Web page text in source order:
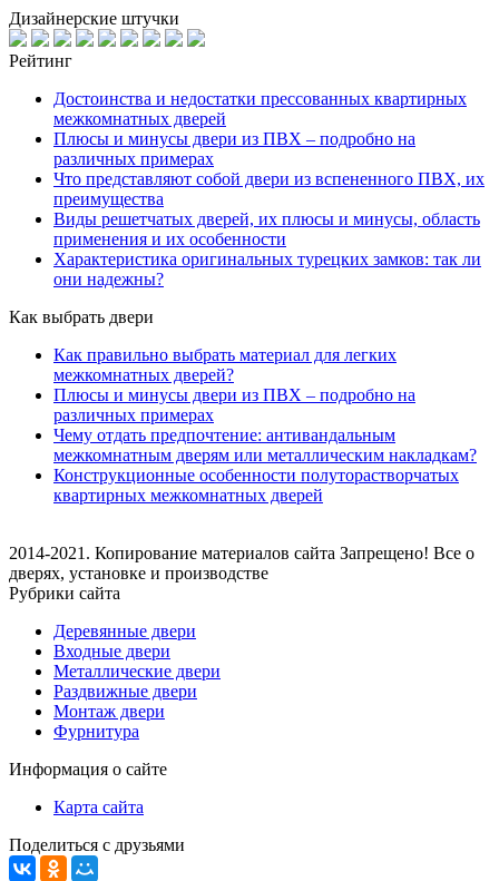
Дизайнерские штучки
Рейтинг
Достоинства и недостатки прессованных квартирных
межкомнатных дверей
Плюсы и минусы двери из ПВХ – подробно на
различных примерах
Что представляют собой двери из вспененного ПВХ, их
преимущества
Виды решетчатых дверей, их плюсы и минусы, область
применения и их особенности
Характеристика оригинальных турецких замков: так ли
они надежны?
Как выбрать двери
Как правильно выбрать материал для легких
межкомнатных дверей?
Плюсы и минусы двери из ПВХ – подробно на
различных примерах
Чему отдать предпочтение: антивандальным
межкомнатным дверям или металлическим накладкам?
Конструкционные особенности полуторастворчатых
квартирных межкомнатных дверей
2014-2021. Копирование материалов сайта Запрещено! Все о
дверях, установке и производстве
Рубрики сайта
Деревянные двери
Входные двери
Металлические двери
Раздвижные двери
Монтаж двери
Фурнитура
Информация о сайте
Карта сайта
Поделиться с друзьями